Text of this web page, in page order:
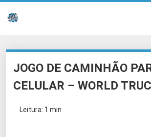
JOGO DE CAMINHÃO
CELULAR – WORLD
Leitura: 1 min